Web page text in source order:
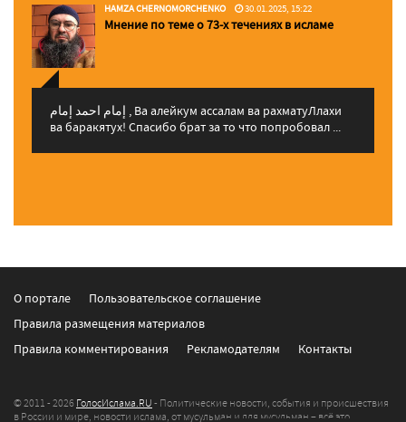
HAMZA CHERNOMORCHENKO 30.01.2025, 15:22
Мнение по теме о 73-х течениях в исламе
إمام احمد إمام , Ва алейкум ассалам ва рахматуЛлахи
ва баракятух! Спасибо брат за то что попробовал ...
О портале
Пользовательское соглашение
Правила размещения материалов
Правила комментирования
Рекламодателям Контакты
© 2011 - 2026 ГолосИслама.RU - Политические новости, события и происшествия
в России и мире, новости ислама, от мусульман и для мусульман – всё это